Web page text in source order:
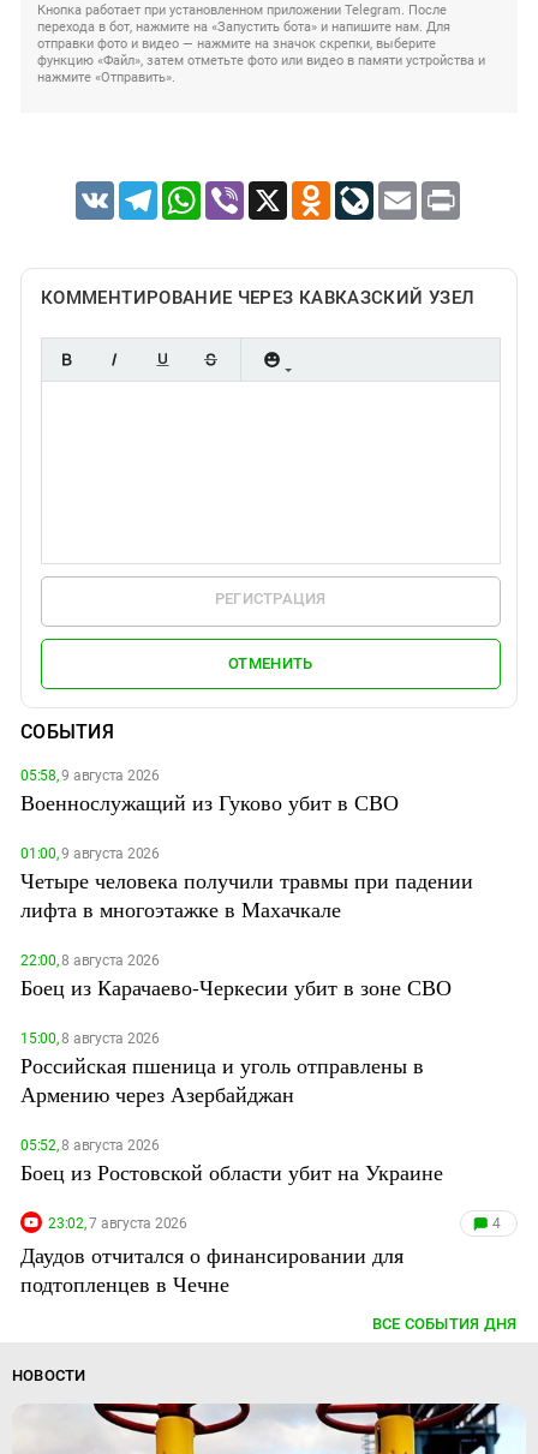
Кнопка работает при установленном приложении Telegram. После
перехода в бот, нажмите на «Запустить бота» и напишите нам. Для
отправки фото и видео — нажмите на значок скрепки, выберите
функцию «Файл», затем отметьте фото или видео в памяти устройства и
нажмите «Отправить».
VK TelegramWhatsApp
Viber X Odnoklassniki
LiveJournal
Email Print
КОММЕНТИРОВАНИЕ ЧЕРЕЗ КАВКАЗСКИЙ УЗЕЛ
РЕГИСТРАЦИЯ
ОТМЕНИТЬ
СОБЫТИЯ
05:58,9 августа 2026
Военнослужащий из Гуково убит в СВО
01:00,9 августа 2026
Четыре человека получили травмы при падении
лифта в многоэтажке в Махачкале
22:00,8 августа 2026
Боец из Карачаево-Черкесии убит в зоне СВО
15:00,8 августа 2026
Российская пшеница и уголь отправлены в
Армению через Азербайджан
05:52,8 августа 2026
Боец из Ростовской области убит на Украине
23:02,7 августа 2026 4
Даудов отчитался о финансировании для
подтопленцев в Чечне
ВСЕ СОБЫТИЯ ДНЯ
НОВОСТИ